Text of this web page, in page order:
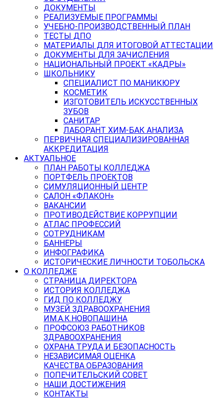
ДОКУМЕНТЫ
РЕАЛИЗУЕМЫЕ ПРОГРАММЫ
УЧЕБНО-ПРОИЗВОДСТВЕННЫЙ ПЛАН
ТЕСТЫ ДПО
МАТЕРИАЛЫ ДЛЯ ИТОГОВОЙ АТТЕСТАЦИИ
ДОКУМЕНТЫ ДЛЯ ЗАЧИСЛЕНИЯ
НАЦИОНАЛЬНЫЙ ПРОЕКТ «КАДРЫ»
ШКОЛЬНИКУ
СПЕЦИАЛИСТ ПО МАНИКЮРУ
КОСМЕТИК
ИЗГОТОВИТЕЛЬ ИСКУССТВЕННЫХ
ЗУБОВ
САНИТАР
ЛАБОРАНТ ХИМ-БАК АНАЛИЗА
ПЕРВИЧНАЯ СПЕЦИАЛИЗИРОВАННАЯ
АККРЕДИТАЦИЯ
АКТУАЛЬНОЕ
ПЛАН РАБОТЫ КОЛЛЕДЖА
ПОРТФЕЛЬ ПРОЕКТОВ
СИМУЛЯЦИОННЫЙ ЦЕНТР
САЛОН «ФЛАКОН»
ВАКАНСИИ
ПРОТИВОДЕЙСТВИЕ КОРРУПЦИИ
АТЛАС ПРОФЕССИЙ
СОТРУДНИКАМ
БАННЕРЫ
ИНФОГРАФИКА
ИСТОРИЧЕСКИЕ ЛИЧНОСТИ ТОБОЛЬСКА
О КОЛЛЕДЖЕ
СТРАНИЦА ДИРЕКТОРА
ИСТОРИЯ КОЛЛЕДЖА
ГИД ПО КОЛЛЕДЖУ
МУЗЕЙ ЗДРАВООХРАНЕНИЯ
ИМ.А.К.НОВОПАШИНА
ПРОФСОЮЗ РАБОТНИКОВ
ЗДРАВООХРАНЕНИЯ
ОХРАНА ТРУДА И БЕЗОПАСНОСТЬ
НЕЗАВИСИМАЯ ОЦЕНКА
КАЧЕСТВА ОБРАЗОВАНИЯ
ПОПЕЧИТЕЛЬСКИЙ СОВЕТ
НАШИ ДОСТИЖЕНИЯ
КОНТАКТЫ